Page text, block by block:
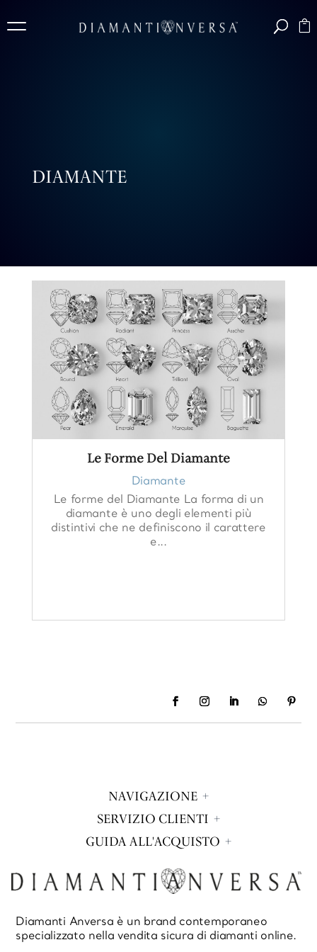
DIAMANTE
Le Forme Del Diamante
Diamante
Le forme del Diamante La forma di un
diamante è uno degli elementi più
distintivi che ne definiscono il carattere
e...
NAVIGAZIONE
SERVIZIO CLIENTI
GUIDA ALL'ACQUISTO
Diamanti Anversa è un brand contemporaneo
specializzato nella vendita sicura di diamanti online.